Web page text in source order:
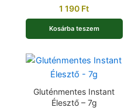
1 190 Ft
Kosárba teszem
Gluténmentes Instant
Élesztő – 7g